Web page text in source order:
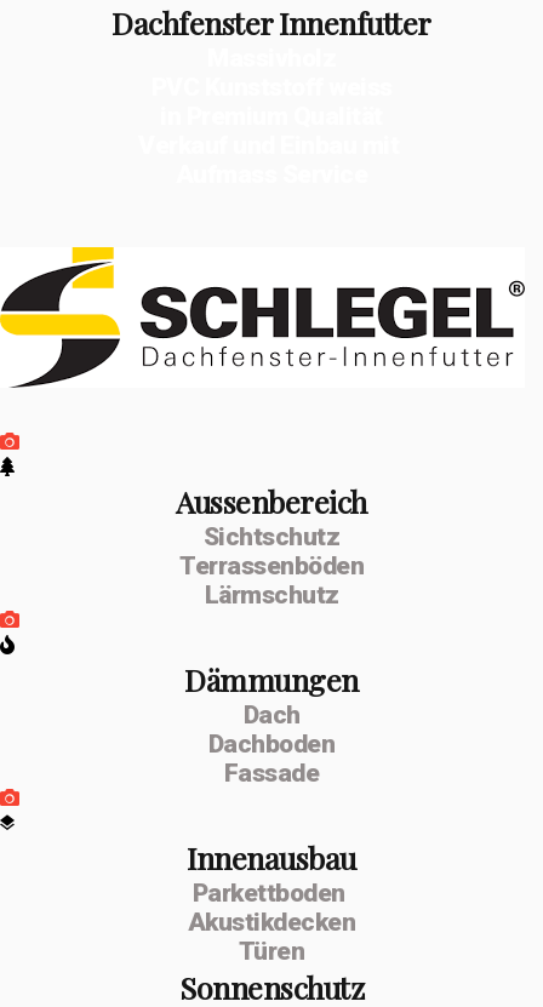
Dachfenster Innenfutter
Aussenbereich
Sichtschutz
Terrassenböden
Lärmschutz
Dämmungen
Dach
Dachboden
Fassade
Innenausbau
Parkettboden
Akustikdecken
Türen
Sonnenschutz